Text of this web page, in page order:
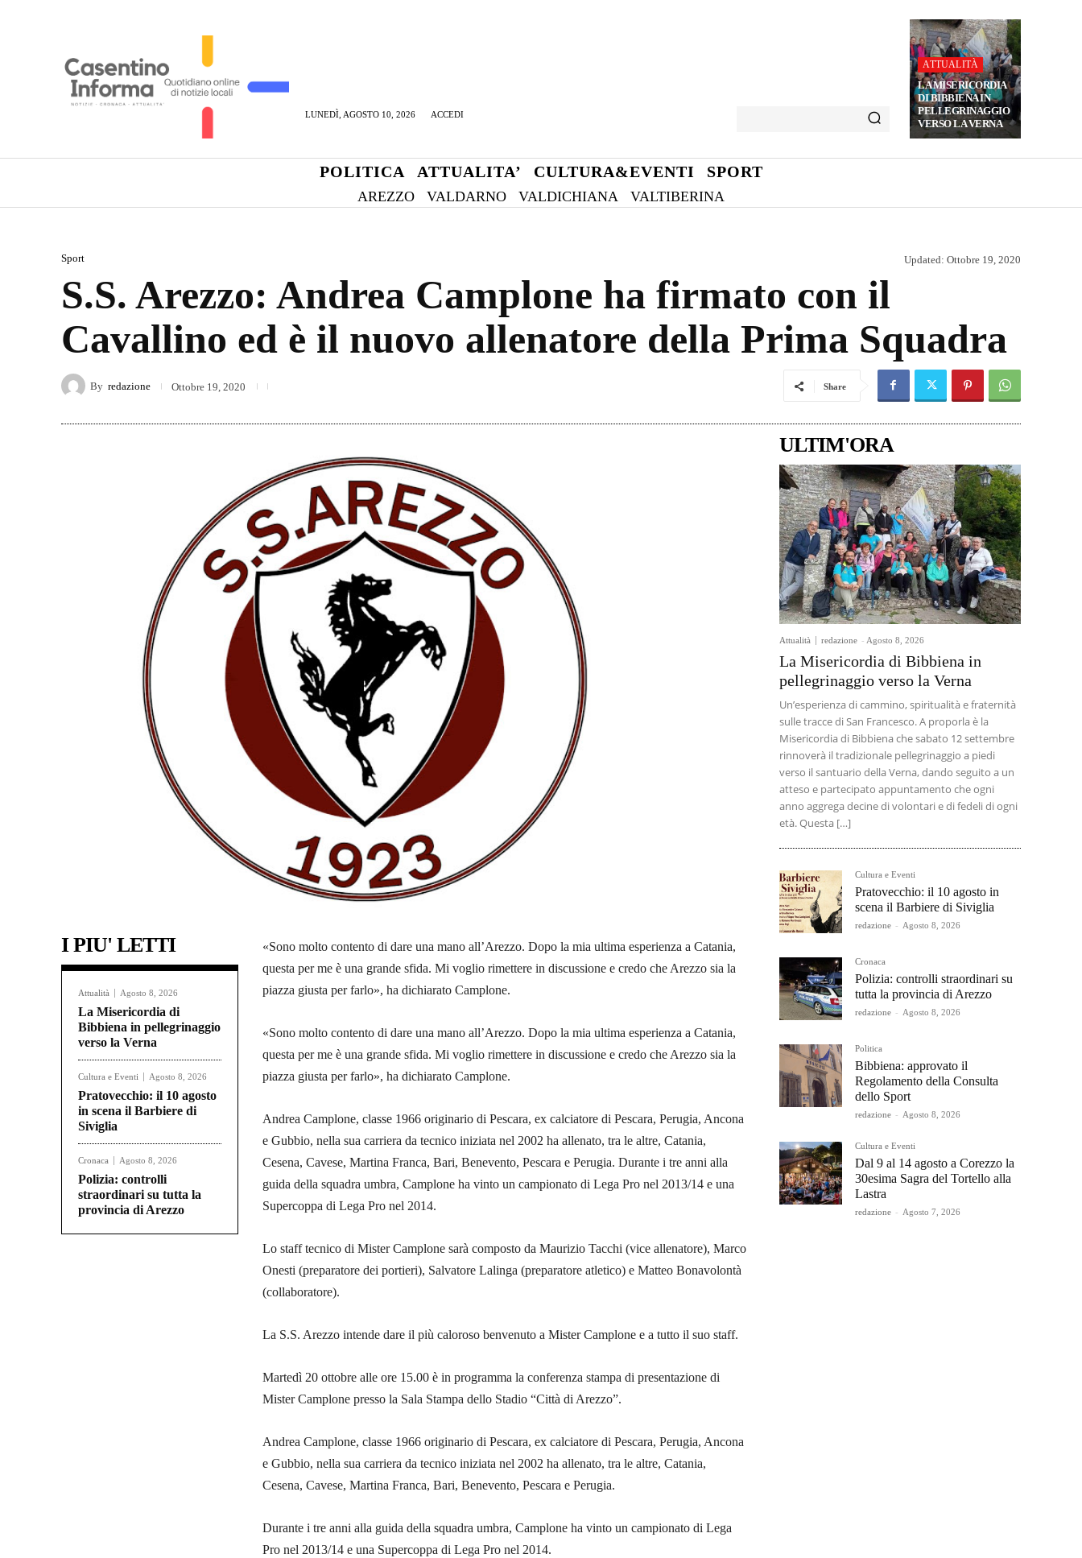
LUNEDÌ, AGOSTO 10, 2026 ACCEDI
ATTUALITÀ
LA MISERICORDIA
DI BIBBIENA IN
PELLEGRINAGGIO
VERSO LA VERNA
POLITICA ATTUALITA’ CULTURA&EVENTI SPORT
AREZZO VALDARNO VALDICHIANA VALTIBERINA
Sport Updated: Ottobre 19, 2020
S.S. Arezzo: Andrea Camplone ha firmato con il
Cavallino ed è il nuovo allenatore della Prima Squadra
By redazione Ottobre 19, 2020 Share
I PIU' LETTI
Attualità Agosto 8, 2026
La Misericordia di
Bibbiena in pellegrinaggio
verso la Verna
Cultura e Eventi Agosto 8, 2026
Pratovecchio: il 10 agosto
in scena il Barbiere di
Siviglia
Cronaca Agosto 8, 2026
Polizia: controlli
straordinari su tutta la
provincia di Arezzo
«Sono molto contento di dare una mano all’Arezzo. Dopo la mia ultima esperienza a Catania,
questa per me è una grande sfida. Mi voglio rimettere in discussione e credo che Arezzo sia la
piazza giusta per farlo», ha dichiarato Camplone.
«Sono molto contento di dare una mano all’Arezzo. Dopo la mia ultima esperienza a Catania,
questa per me è una grande sfida. Mi voglio rimettere in discussione e credo che Arezzo sia la
piazza giusta per farlo», ha dichiarato Camplone.
Andrea Camplone, classe 1966 originario di Pescara, ex calciatore di Pescara, Perugia, Ancona
e Gubbio, nella sua carriera da tecnico iniziata nel 2002 ha allenato, tra le altre, Catania,
Cesena, Cavese, Martina Franca, Bari, Benevento, Pescara e Perugia. Durante i tre anni alla
guida della squadra umbra, Camplone ha vinto un campionato di Lega Pro nel 2013/14 e una
Supercoppa di Lega Pro nel 2014.
Lo staff tecnico di Mister Camplone sarà composto da Maurizio Tacchi (vice allenatore), Marco
Onesti (preparatore dei portieri), Salvatore Lalinga (preparatore atletico) e Matteo Bonavolontà
(collaboratore).
La S.S. Arezzo intende dare il più caloroso benvenuto a Mister Camplone e a tutto il suo staff.
Martedì 20 ottobre alle ore 15.00 è in programma la conferenza stampa di presentazione di
Mister Camplone presso la Sala Stampa dello Stadio “Città di Arezzo”.
Andrea Camplone, classe 1966 originario di Pescara, ex calciatore di Pescara, Perugia, Ancona
e Gubbio, nella sua carriera da tecnico iniziata nel 2002 ha allenato, tra le altre, Catania,
Cesena, Cavese, Martina Franca, Bari, Benevento, Pescara e Perugia.
Durante i tre anni alla guida della squadra umbra, Camplone ha vinto un campionato di Lega
Pro nel 2013/14 e una Supercoppa di Lega Pro nel 2014.
ULTIM'ORA
Attualità redazione - Agosto 8, 2026
La Misericordia di Bibbiena in
pellegrinaggio verso la Verna
Un’esperienza di cammino, spiritualità e fraternità
sulle tracce di San Francesco. A proporla è la
Misericordia di Bibbiena che sabato 12 settembre
rinnoverà il tradizionale pellegrinaggio a piedi
verso il santuario della Verna, dando seguito a un
atteso e partecipato appuntamento che ogni
anno aggrega decine di volontari e di fedeli di ogni
età. Questa […]
Cultura e Eventi
Pratovecchio: il 10 agosto in
scena il Barbiere di Siviglia
redazione - Agosto 8, 2026
Cronaca
Polizia: controlli straordinari su
tutta la provincia di Arezzo
redazione - Agosto 8, 2026
Politica
Bibbiena: approvato il
Regolamento della Consulta
dello Sport
redazione - Agosto 8, 2026
Cultura e Eventi
Dal 9 al 14 agosto a Corezzo la
30esima Sagra del Tortello alla
Lastra
redazione - Agosto 7, 2026